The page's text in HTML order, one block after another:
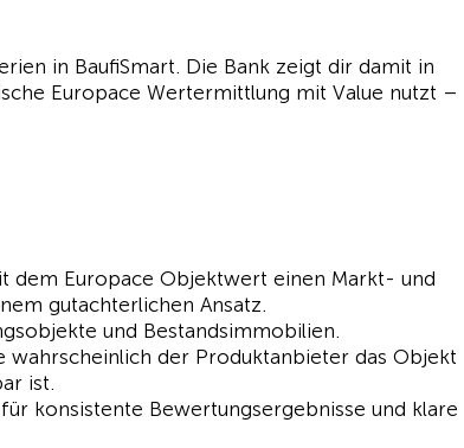
in BaufiSmart. Die Bank zeigt dir damit in
Europace Wertermittlung mit Value nutzt –
dem Europace Objektwert einen Markt- und
gutachterlichen Ansatz.
und Bestandsimmobilien.
wahrscheinlich der Produktanbieter das Objekt
ist.
konsistente Bewertungsergebnisse und klare